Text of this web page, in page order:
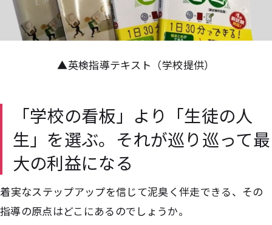
▲英検指導テキスト（学校提供）
「学校の看板」より「生徒の人
生」を選ぶ。それが巡り巡って最
大の利益になる
――着実なステップアップを信じて泥臭く伴走できる、その
指導の原点はどこにあるのでしょうか。